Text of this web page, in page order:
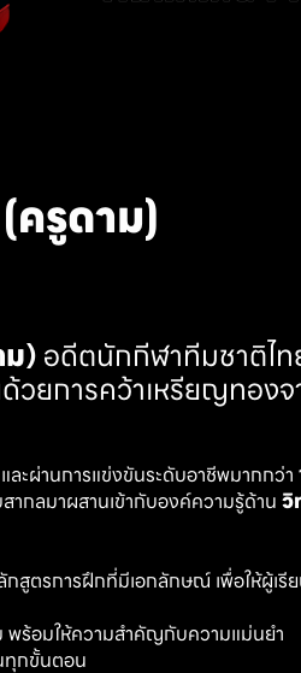
ครูดาม)
ม) อดีตนักกีฬาทีมชาติไท
วยการคว้าเหรียญทอง
และผ่านการแข่งขันระดับอาชีพมากกว่า
ากลมาผสานเข้ากับองค์ความรู้ด้าน วิ
สูตรการฝึกที่มีเอกลักษณ์ เพื่อให้ผู้เรี
ร้อมให้ความสำคัญกับความแม่นยำ
ทุกขั้นตอน